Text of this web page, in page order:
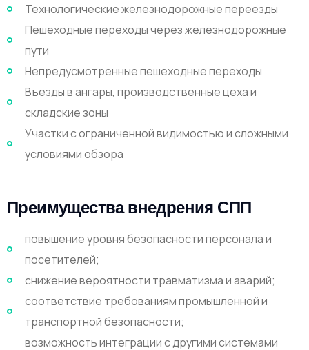
Технологические железнодорожные переезды
Пешеходные переходы через железнодорожные
пути
Непредусмотренные пешеходные переходы
Въезды в ангары, производственные цеха и
складские зоны
Участки с ограниченной видимостью и сложными
условиями обзора
Преимущества внедрения СПП
повышение уровня безопасности персонала и
посетителей;
снижение вероятности травматизма и аварий;
соответствие требованиям промышленной и
транспортной безопасности;
возможность интеграции с другими системами